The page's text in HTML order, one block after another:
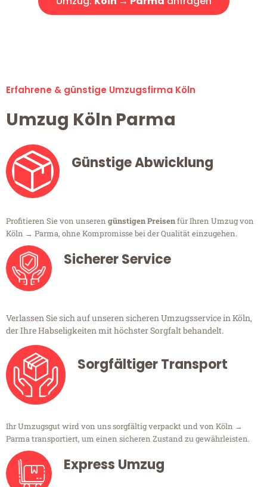
Erfahrene & günstige Umzugsfirma Köln
Umzug Köln Parma
Günstige Abwicklung
Profitieren Sie von unseren günstigen Preisenfür Ihren Umzug von
Köln → Parma, ohne Kompromisse bei der Qualität einzugehen.
Sicherer Service
Verlassen Sie sich auf unseren sicheren Umzugsservice in Köln,
der Ihre Habseligkeiten mit höchster Sorgfalt behandelt.
Sorgfältiger Transport
Ihr Umzugsgut wird von uns sorgfältig verpackt und von Köln →
Parma transportiert, um einen sicheren Zustand zu gewährleisten.
Express Umzug